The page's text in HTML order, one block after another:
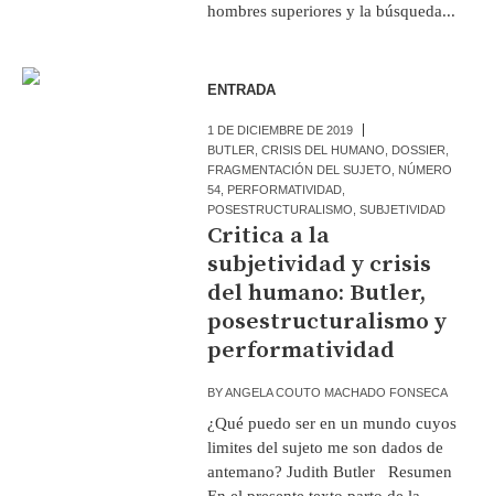
hombres superiores y la búsqueda...
ENTRADA
1 DE DICIEMBRE DE 2019
BUTLER ,CRISIS DEL HUMANO DOSSIER
FRAGMENTACIÓN DEL SUJETO
NÚMERO
54 PERFORMATIVIDAD
POSESTRUCTURALISMO ,SUBJETIVIDAD
Critica a la
subjetividad y crisis
del humano: Butler,
posestructuralismo y
performatividad
BYANGELA COUTO MACHADO FONSECA
¿Qué puedo ser en un mundo cuyos
limites del sujeto me son dados de
antemano? Judith Butler Resumen